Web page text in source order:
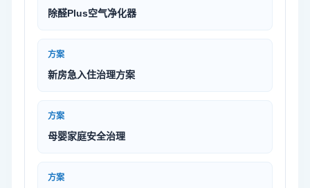
除醛Plus空气净化器
方案
新房急入住治理方案
方案
母婴家庭安全治理
方案